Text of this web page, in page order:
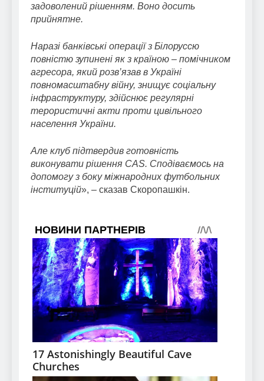
задоволений рішенням. Воно досить
прийнятне.
Наразі банківські операції з Білоруссю
повністю зупинені як з країною – помічником
агресора, який розв’язав в Україні
повномасштабну війну, знищує соціальну
інфраструктуру, здійснює регулярні
терористичні акти проти цивільного
населення України.
Але клуб підтвердив готовність
виконувати рішення CAS. Сподіваємось на
допомогу з боку міжнародних футбольних
інституцій», – сказав Скоропашкін.